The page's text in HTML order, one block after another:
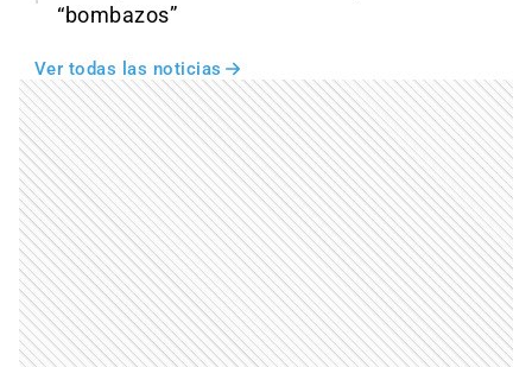
“bombazos”
Ver todas las noticias